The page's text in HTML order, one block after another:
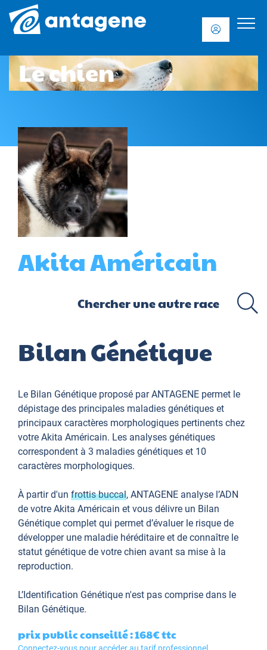
Le chien
Akita Américain
Bilan Génétique
Le Bilan Génétique proposé par ANTAGENE permet le
dépistage des principales maladies génétiques et
principaux caractères morphologiques pertinents chez
votre Akita Américain. Les analyses génétiques
correspondent à 3 maladies génétiques et 10
caractères morphologiques.
À partir d'un frottis buccal, ANTAGENE analyse l’ADN
de votre Akita Américain et vous délivre un Bilan
Génétique complet qui permet d’évaluer le risque de
développer une maladie héréditaire et de connaître le
statut génétique de votre chien avant sa mise à la
reproduction.
L’Identification Génétique n'est pas comprise dans le
Bilan Génétique.
prix public conseillé : 168€ttc